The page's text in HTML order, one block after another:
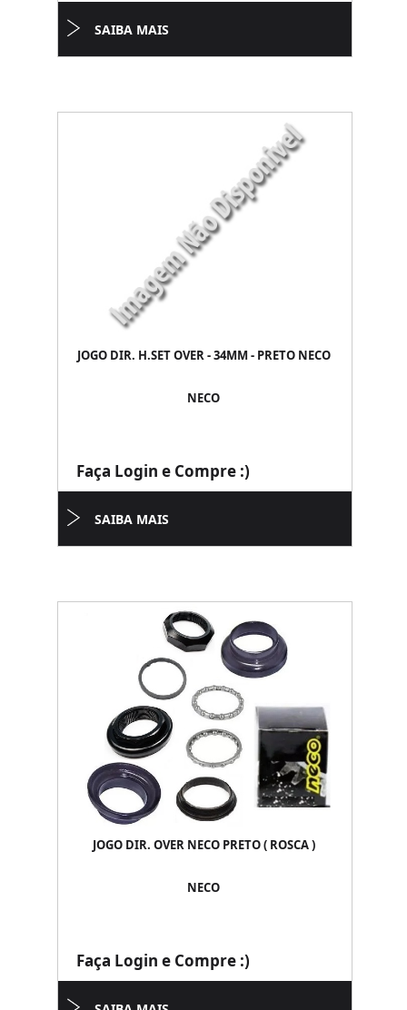
SAIBA MAIS
JOGO DIR. H.SET OVER - 34MM - PRETO NECO
NECO
Faça Login e Compre :)
SAIBA MAIS
JOGO DIR. OVER NECO PRETO ( ROSCA )
NECO
Faça Login e Compre :)